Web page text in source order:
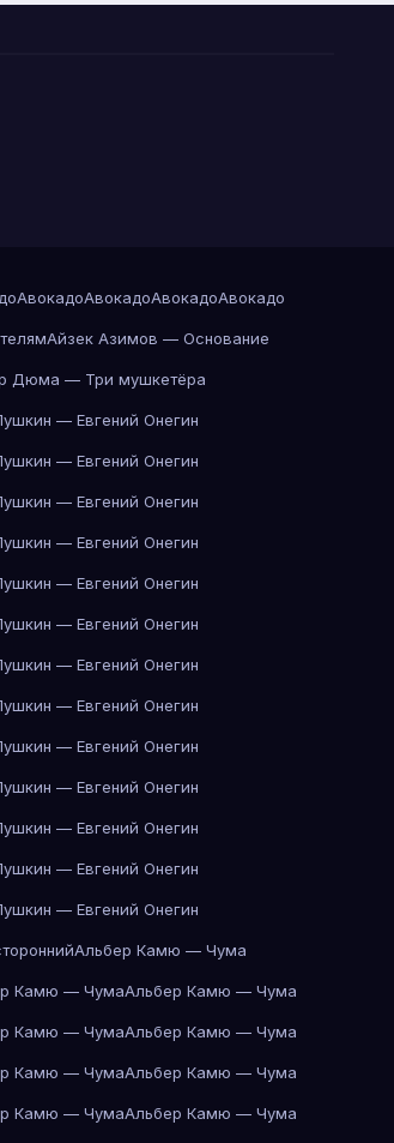
АвокадоАвокадоАвокадоАвокадо
Айзек Азимов — Основание
Дюма — Три мушкетёра
— Евгений Онегин
— Евгений Онегин
— Евгений Онегин
— Евгений Онегин
— Евгений Онегин
— Евгений Онегин
— Евгений Онегин
— Евгений Онегин
— Евгений Онегин
— Евгений Онегин
— Евгений Онегин
— Евгений Онегин
— Евгений Онегин
Альбер Камю — Чума
Камю — ЧумаАльбер Камю — Чума
Камю — ЧумаАльбер Камю — Чума
Камю — ЧумаАльбер Камю — Чума
Камю — ЧумаАльбер Камю — Чума